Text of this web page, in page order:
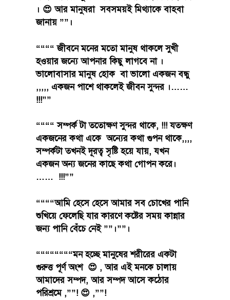
। 😍 আর মানুষরা সবসময়ই মিথ্যাকে বাহবা
জানায় ””।
““““ জীবনে মনের মতো মানুষ থাকলে সুখী
হওয়ার জন্যে আপনার কিছু লাগবে না ।
ভালোবাসার মানুষ হোক বা ভালো একজন বন্ধু
,,,,, একজন পাশে থাকলেই জীবন সুন্দর ।……
!!!””
““““ সম্পর্ক টা ততোক্ষণ সুন্দর থাকে, !!! যতক্ষণ
একজনের কথা একে অন্যের কথা গুপন থাকে,,,,
সম্পর্কটা তখনই দূরত্ব সৃষ্টি হয়ে যায়, যখন
একজন অন্য জনের কাছে কথা গোপন করে।
…… !!!””
““““আমি হেসে হেসে আমার সব চোখের পানি
শুখিয়ে ফেলেছি যার কারণে কষ্টের সময় কান্নার
জন্য পানি বেঁচে নেই ””।””।
““““““““মন হচ্ছে মানুষের শরীরের একটা
গুরুত্ত পূর্ণ অংশ 😍 , আর এই মনকে চালায়
আমাদের সম্পদ, আর সম্পদ আসে কঠোর
পরিশ্রমে ,””! 😍 ,””!